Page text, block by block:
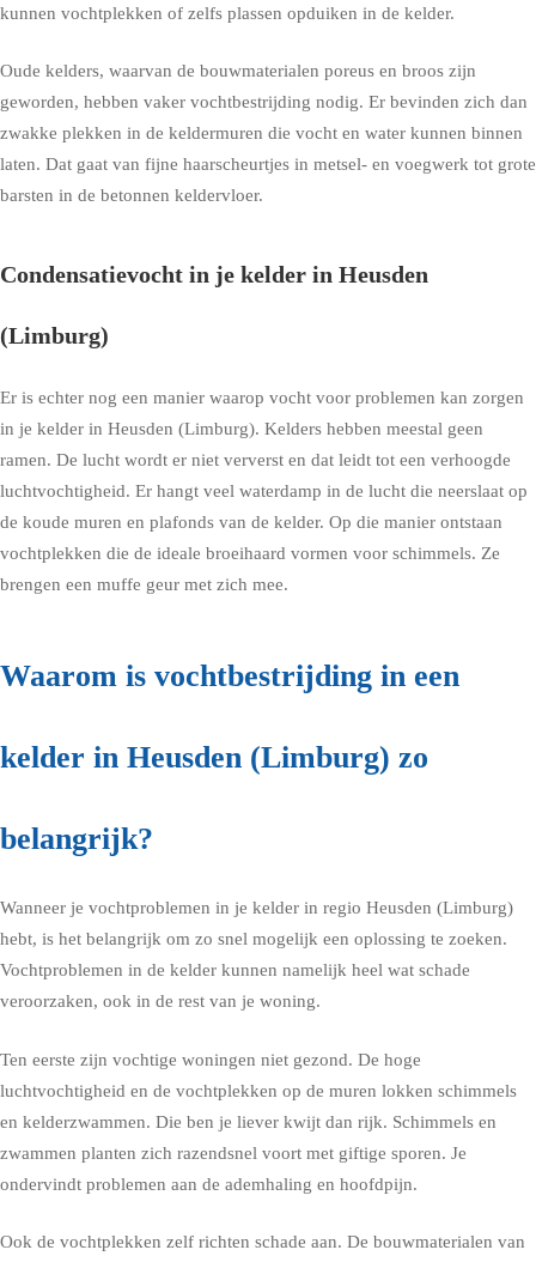
kunnen vochtplekken of zelfs plassen opduiken in de kelder.
Oude kelders, waarvan de bouwmaterialen poreus en broos zijn
geworden, hebben vaker vochtbestrijding nodig. Er bevinden zich dan
zwakke plekken in de keldermuren die vocht en water kunnen binnen
laten. Dat gaat van fijne haarscheurtjes in metsel- en voegwerk tot grote
barsten in de betonnen keldervloer.
Condensatievocht in je kelder in Heusden
(Limburg)
Er is echter nog een manier waarop vocht voor problemen kan zorgen
in je kelder in Heusden (Limburg). Kelders hebben meestal geen
ramen. De lucht wordt er niet ververst en dat leidt tot een verhoogde
luchtvochtigheid. Er hangt veel waterdamp in de lucht die neerslaat op
de koude muren en plafonds van de kelder. Op die manier ontstaan
vochtplekken die de ideale broeihaard vormen voor schimmels. Ze
brengen een muffe geur met zich mee.
Waarom is vochtbestrijding in een
kelder in Heusden (Limburg) zo
belangrijk?
Wanneer je vochtproblemen in je kelder in regio Heusden (Limburg)
hebt, is het belangrijk om zo snel mogelijk een oplossing te zoeken.
Vochtproblemen in de kelder kunnen namelijk heel wat schade
veroorzaken, ook in de rest van je woning.
Ten eerste zijn vochtige woningen niet gezond. De hoge
luchtvochtigheid en de vochtplekken op de muren lokken schimmels
en kelderzwammen. Die ben je liever kwijt dan rijk. Schimmels en
zwammen planten zich razendsnel voort met giftige sporen. Je
ondervindt problemen aan de ademhaling en hoofdpijn.
Ook de vochtplekken zelf richten schade aan. De bouwmaterialen van